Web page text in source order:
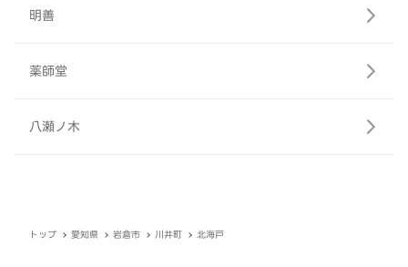
明善
薬師堂
八瀬ノ木
トップ 愛知県 岩倉市 川井町 北海戸